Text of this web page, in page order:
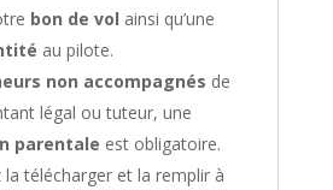
bon de vol ainsi qu’une
au pilote.
non accompagnés de
légal ou tuteur, une
parentale est obligatoire.
la télécharger et la remplir à